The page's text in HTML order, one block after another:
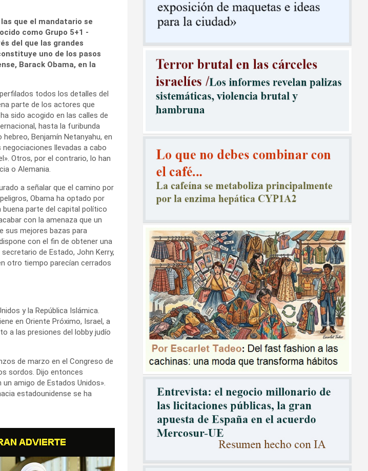
que el mandatario se
como Grupo 5+1 -
del que las grandes
uno de los pasos
Barack Obama, en la
todos los detalles del
parte de los actores que
sido acogido en las calles de
hasta la furibunda
Benjamín Netanyahu, en
llevadas a cabo
Otros, por el contrario, lo han
o Alemania.
a señalar que el camino por
Obama ha optado por
buena parte del capital político
con la amenaza que un
sus mejores bazas para
con el fin de obtener una
de Estado, John Kerry,
otro tiempo parecían cerrados
y la República Islámica.
en Oriente Próximo, Israel, a
a las presiones del lobby judío
de marzo en el Congreso de
sordos. Dijo entonces
amigo de Estados Unidos».
estadounidense se ha